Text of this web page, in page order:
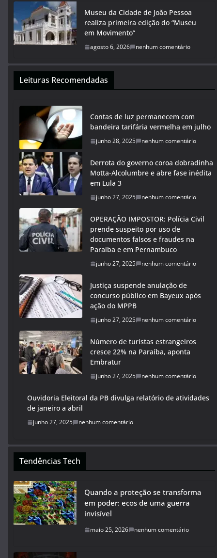
Museu da Cidade de João Pessoa
realiza primeira edição do “Museu
em Movimento”
agosto 6, 2026 nenhum comentário
Leituras Recomendadas
Contas de luz permanecem com
bandeira tarifária vermelha em julho
junho 28, 2025 nenhum comentário
Derrota do governo coroa dobradinha
Motta-Alcolumbre e abre fase inédita
em Lula 3
junho 27, 2025 nenhum comentário
OPERAÇÃO IMPOSTOR: Polícia Civil
prende suspeito por uso de
documentos falsos e fraudes na
Paraíba e em Pernambuco
junho 27, 2025 nenhum comentário
Justiça suspende anulação de
concurso público em Bayeux após
ação do MPPB
junho 27, 2025 nenhum comentário
Número de turistas estrangeiros
cresce 22% na Paraíba, aponta
Embratur
junho 27, 2025 nenhum comentário
Ouvidoria Eleitoral da PB divulga relatório de atividades
de janeiro a abril
junho 27, 2025 nenhum comentário
Tendências Tech
Quando a proteção se transforma
em poder: ecos de uma guerra
invisível
maio 25, 2026 nenhum comentário